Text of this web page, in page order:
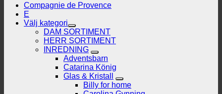
Compagnie de Provence
E
Välj kategori
DAM SORTIMENT
HERR SORTIMENT
INREDNING
Adventsbarn
Catarina König
Glas & Kristall
Billy for home